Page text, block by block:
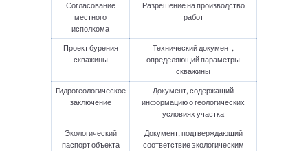
Согласование
местного
исполкома
Разрешение на производство
работ
Проект бурения
скважины
Технический документ,
определяющий параметры
скважины
Гидрогеологическое
заключение
Документ, содержащий
информацию о геологических
условиях участка
Экологический
паспорт объекта
Документ, подтверждающий
соответствие экологическим